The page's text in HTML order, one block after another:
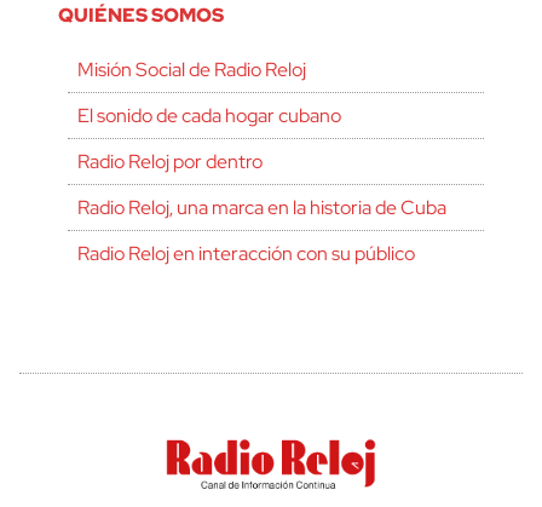
QUIÉNES SOMOS
Misión Social de Radio Reloj
El sonido de cada hogar cubano
Radio Reloj por dentro
Radio Reloj, una marca en la historia de Cuba
Radio Reloj en interacción con su público